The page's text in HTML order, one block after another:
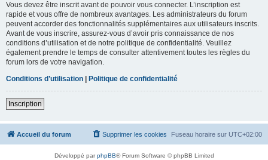
Vous devez être inscrit avant de pouvoir vous connecter. L’inscription est
rapide et vous offre de nombreux avantages. Les administrateurs du forum
peuvent accorder des fonctionnalités supplémentaires aux utilisateurs inscrits.
Avant de vous inscrire, assurez-vous d’avoir pris connaissance de nos
conditions d’utilisation et de notre politique de confidentialité. Veuillez
également prendre le temps de consulter attentivement toutes les règles du
forum lors de votre navigation.
Conditions d’utilisation
Politique de confidentialité
Inscription
Accueil du forum Fuseau horaire sur UTC+02:00
Supprimer les cookies
Développé parphpBB® Forum Software © phpBB Limited